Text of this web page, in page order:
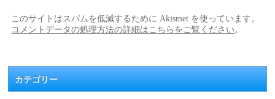
このサイトはスパムを低減するために Akismet を使っています。
コメントデータの処理方法の詳細はこちらをご覧ください。
カテゴリー